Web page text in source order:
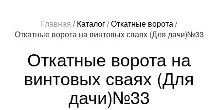
Главная /Каталог/Откатные ворота/
Откатные ворота на винтовых сваях (Для дачи)№33
Откатные ворота на
винтовых сваях (Для
дачи)№33